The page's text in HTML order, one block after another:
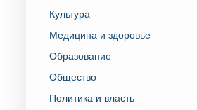
Культура
Медицина и здоровье
Образование
Общество
Политика и власть